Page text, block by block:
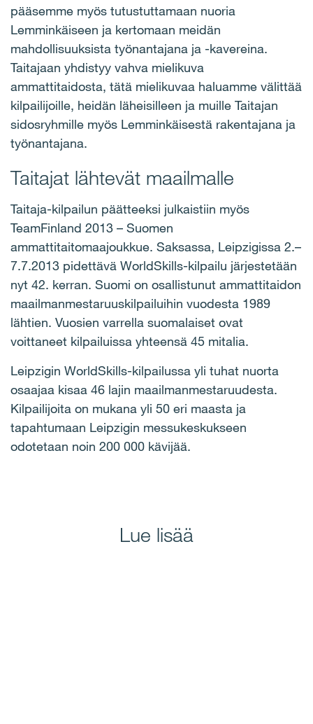
pääsemme myös tutustuttamaan nuoria
Lemminkäiseen ja kertomaan meidän
mahdollisuuksista työnantajana ja -kavereina.
Taitajaan yhdistyy vahva mielikuva
ammattitaidosta, tätä mielikuvaa haluamme välittää
kilpailijoille, heidän läheisilleen ja muille Taitajan
sidosryhmille myös Lemminkäisestä rakentajana ja
työnantajana.
Taitajat lähtevät maailmalle
Taitaja-kilpailun päätteeksi julkaistiin myös
TeamFinland 2013 – Suomen
ammattitaitomaajoukkue. Saksassa, Leipzigissa 2.–
7.7.2013 pidettävä WorldSkills-kilpailu järjestetään
nyt 42. kerran. Suomi on osallistunut ammattitaidon
maailmanmestaruuskilpailuihin vuodesta 1989
lähtien. Vuosien varrella suomalaiset ovat
voittaneet kilpailuissa yhteensä 45 mitalia.
Leipzigin WorldSkills-kilpailussa yli tuhat nuorta
osaajaa kisaa 46 lajin maailmanmestaruudesta.
Kilpailijoita on mukana yli 50 eri maasta ja
tapahtumaan Leipzigin messukeskukseen
odotetaan noin 200 000 kävijää.
Lue lisää